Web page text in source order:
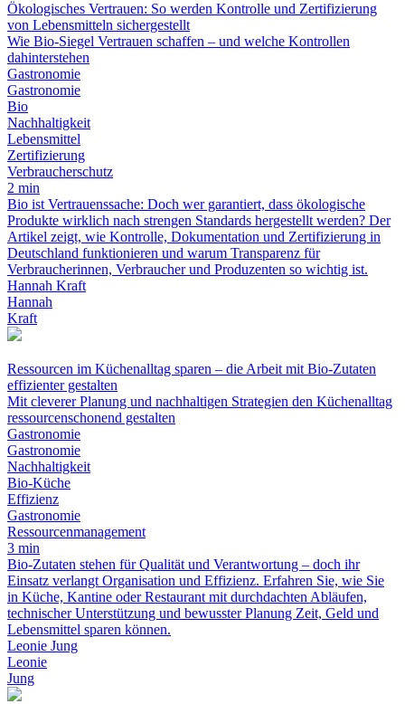
Ökologisches Vertrauen: So werden Kontrolle und Zertifizierung
von Lebensmitteln sichergestellt
Wie Bio-Siegel Vertrauen schaffen – und welche Kontrollen
dahinterstehen
Gastronomie
Gastronomie
Bio
Nachhaltigkeit
Lebensmittel
Zertifizierung
Verbraucherschutz
2 min
Bio ist Vertrauenssache: Doch wer garantiert, dass ökologische
Produkte wirklich nach strengen Standards hergestellt werden? Der
Artikel zeigt, wie Kontrolle, Dokumentation und Zertifizierung in
Deutschland funktionieren und warum Transparenz für
Verbraucherinnen, Verbraucher und Produzenten so wichtig ist.
Hannah Kraft
Hannah
Kraft
Ressourcen im Küchenalltag sparen – die Arbeit mit Bio-Zutaten
effizienter gestalten
Mit cleverer Planung und nachhaltigen Strategien den Küchenalltag
ressourcenschonend gestalten
Gastronomie
Gastronomie
Nachhaltigkeit
Bio-Küche
Effizienz
Gastronomie
Ressourcenmanagement
3 min
Bio-Zutaten stehen für Qualität und Verantwortung – doch ihr
Einsatz verlangt Organisation und Effizienz. Erfahren Sie, wie Sie
in Küche, Kantine oder Restaurant mit durchdachten Abläufen,
technischer Unterstützung und bewusster Planung Zeit, Geld und
Lebensmittel sparen können.
Leonie Jung
Leonie
Jung